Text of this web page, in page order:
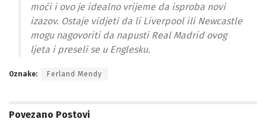
moći i ovo je idealno vrijeme da isproba novi
izazov. Ostaje vidjeti da li Liverpool ili Newcastle
mogu nagovoriti da napusti Real Madrid ovog
ljeta i preseli se u Englesku.
Oznake: Ferland Mendy
Povezano Postovi